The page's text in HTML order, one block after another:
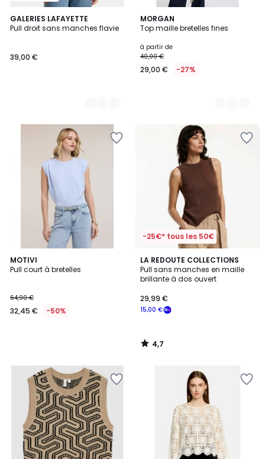
GALERIES LAFAYETTE
Pull droit sans manches flavie
39,00 €
4
Couleurs
MORGAN
Top maille bretelles fines
à partir de
40,00 €
29,00 € -27%
3
Couleurs
MOTIVI
Pull court à bretelles
64,90 €
32,45 € -50%
-25€* tous les 50€
LA REDOUTE COLLECTIONS
Pull sans manches en maille
brillante à dos ouvert
15,00 €
29,99 €
4,7
/ 5
4,7
/